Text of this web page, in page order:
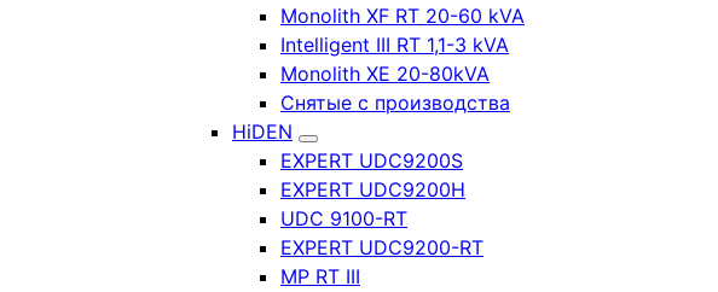
Monolith XF RT 20-60 kVA
Intelligent III RT 1,1-3 kVA
Monolith XE 20-80kVA
Снятые с производства
HiDEN
EXPERT UDC9200S
EXPERT UDC9200H
UDC 9100-RT
EXPERT UDC9200-RT
MP RT III